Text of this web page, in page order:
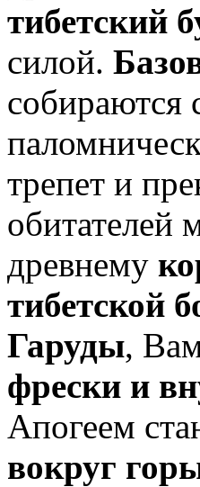
тибетский
силой.
трепет и
обитателей
древнему
тибетской
Гаруды,
фрески и
Апогеем
вокруг